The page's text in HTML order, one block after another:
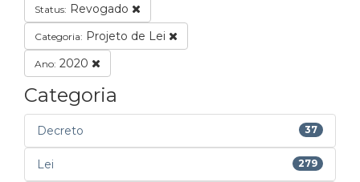
Status: Revogado
Categoria: Projeto de Lei
Ano: 2020
Categoria
Decreto 37
Lei 279